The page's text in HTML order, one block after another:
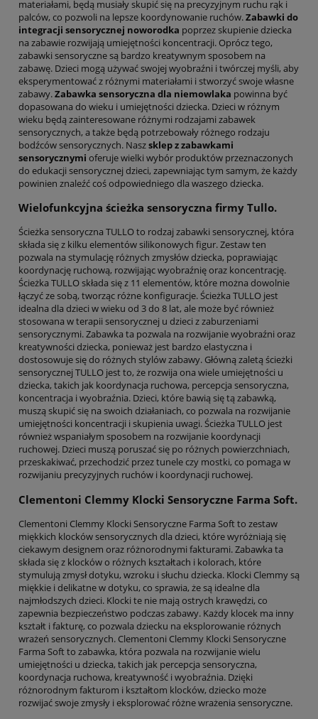
materiałami, będą musiały skupić się na precyzyjnym ruchu rąk i
palców, co pozwoli na lepsze koordynowanie ruchów.Zabawki do
integracji sensorycznej noworodka poprzez skupienie dziecka
na zabawie rozwijają umiejętności koncentracji. Oprócz tego,
zabawki sensoryczne są bardzo kreatywnym sposobem na
zabawę. Dzieci mogą używać swojej wyobraźni i twórczej myśli, aby
eksperymentować z różnymi materiałami i stworzyć swoje własne
zabawy.Zabawka sensoryczna dla niemowlaka powinna być
dopasowana do wieku i umiejętności dziecka. Dzieci w różnym
wieku będą zainteresowane różnymi rodzajami zabawek
sensorycznych, a także będą potrzebowały różnego rodzaju
bodźców sensorycznych. Naszsklep z zabawkami
sensorycznymi oferuje wielki wybór produktów przeznaczonych
do edukacji sensorycznej dzieci, zapewniając tym samym, że każdy
powinien znaleźć coś odpowiedniego dla waszego dziecka.
Wielofunkcyjna ścieżka sensoryczna firmy Tullo.
Ścieżka sensoryczna TULLO to rodzaj zabawki sensorycznej, która
składa się z kilku elementów silikonowych figur. Zestaw ten
pozwala na stymulację różnych zmysłów dziecka, poprawiając
koordynację ruchową, rozwijając wyobraźnię oraz koncentrację.
Ścieżka TULLO składa się z 11 elementów, które można dowolnie
łączyć ze sobą, tworząc różne konfiguracje. Ścieżka TULLO jest
idealna dla dzieci w wieku od 3 do 8 lat, ale może być również
stosowana w terapii sensorycznej u dzieci z zaburzeniami
sensorycznymi. Zabawka ta pozwala na rozwijanie wyobraźni oraz
kreatywności dziecka, ponieważ jest bardzo elastyczna i
dostosowuje się do różnych stylów zabawy. Główną zaletą ścieżki
sensorycznej TULLO jest to, że rozwija ona wiele umiejętności u
dziecka, takich jak koordynacja ruchowa, percepcja sensoryczna,
koncentracja i wyobraźnia. Dzieci, które bawią się tą zabawką,
muszą skupić się na swoich działaniach, co pozwala na rozwijanie
umiejętności koncentracji i skupienia uwagi. Ścieżka TULLO jest
również wspaniałym sposobem na rozwijanie koordynacji
ruchowej. Dzieci muszą poruszać się po różnych powierzchniach,
przeskakiwać, przechodzić przez tunele czy mostki, co pomaga w
rozwijaniu precyzyjnych ruchów i koordynacji ruchowej.
Clementoni Clemmy Klocki Sensoryczne Farma Soft.
Clementoni Clemmy Klocki Sensoryczne Farma Soft to zestaw
miękkich klocków sensorycznych dla dzieci, które wyróżniają się
ciekawym designem oraz różnorodnymi fakturami. Zabawka ta
składa się z klocków o różnych kształtach i kolorach, które
stymulują zmysł dotyku, wzroku i słuchu dziecka. Klocki Clemmy są
miękkie i delikatne w dotyku, co sprawia, że są idealne dla
najmłodszych dzieci. Klocki te nie mają ostrych krawędzi, co
zapewnia bezpieczeństwo podczas zabawy. Każdy klocek ma inny
kształt i fakturę, co pozwala dziecku na eksplorowanie różnych
wrażeń sensorycznych. Clementoni Clemmy Klocki Sensoryczne
Farma Soft to zabawka, która pozwala na rozwijanie wielu
umiejętności u dziecka, takich jak percepcja sensoryczna,
koordynacja ruchowa, kreatywność i wyobraźnia. Dzięki
różnorodnym fakturom i kształtom klocków, dziecko może
rozwijać swoje zmysły i eksplorować różne wrażenia sensoryczne.